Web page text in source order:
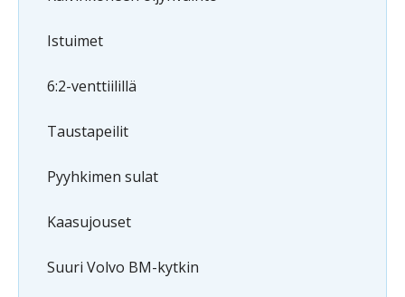
Istuimet
6:2-venttiilillä
Taustapeilit
Pyyhkimen sulat
Kaasujouset
Suuri Volvo BM-kytkin